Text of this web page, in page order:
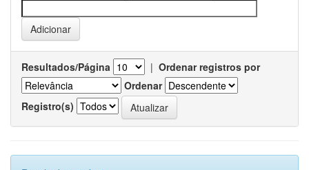
Resultados/Página | Ordenar registros por
Ordenar
Registro(s)